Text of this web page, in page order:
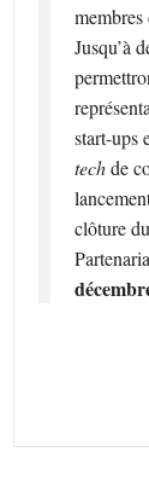
membres
Jusqu’à
start-ups
techde
clôture